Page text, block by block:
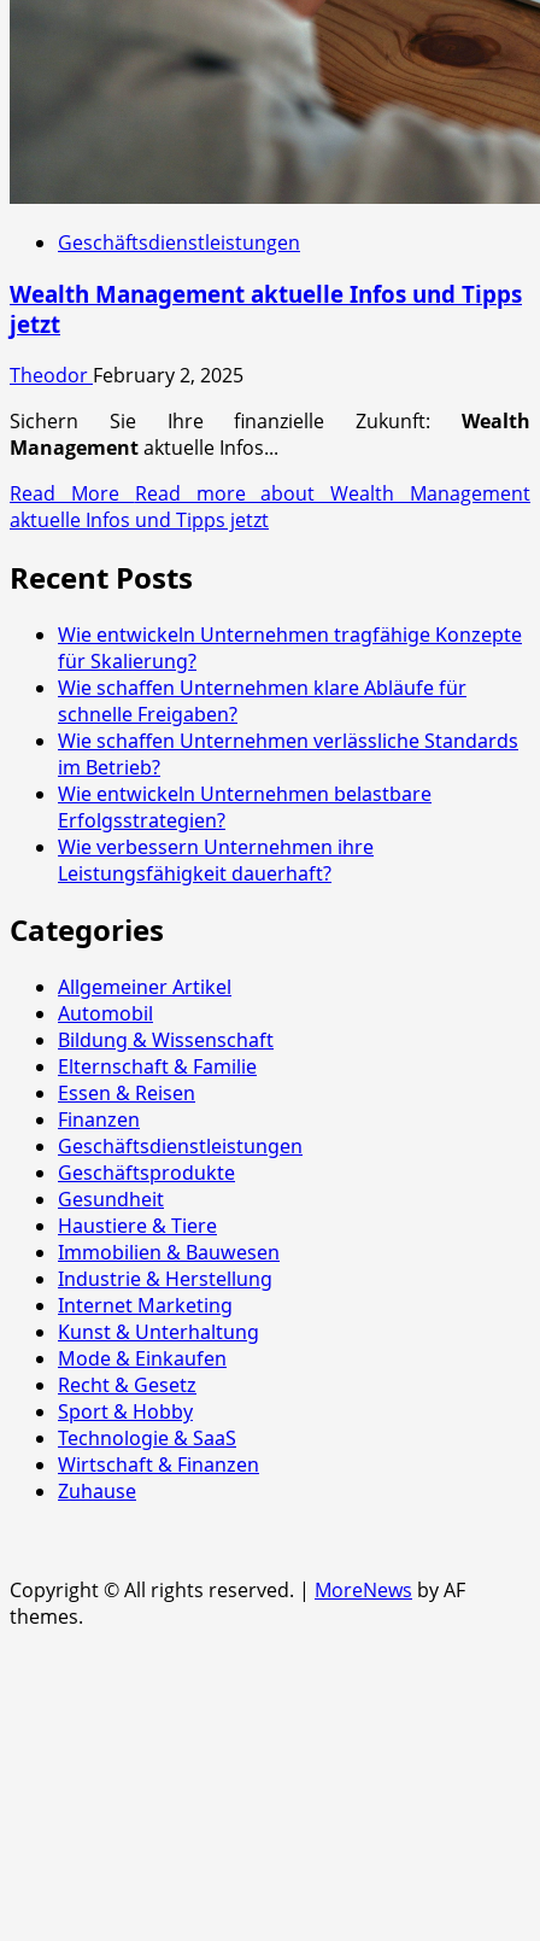
Geschäftsdienstleistungen
Wealth Management aktuelle Infos und Tipps
jetzt
Theodor February 2, 2025
Sichern Sie Ihre finanzielle Zukunft: Wealth
Managementaktuelle Infos...
Read More Read more about Wealth Management
aktuelle Infos und Tipps jetzt
Recent Posts
Wie entwickeln Unternehmen tragfähige Konzepte
für Skalierung?
Wie schaffen Unternehmen klare Abläufe für
schnelle Freigaben?
Wie schaffen Unternehmen verlässliche Standards
im Betrieb?
Wie entwickeln Unternehmen belastbare
Erfolgsstrategien?
Wie verbessern Unternehmen ihre
Leistungsfähigkeit dauerhaft?
Categories
Allgemeiner Artikel
Automobil
Bildung & Wissenschaft
Elternschaft & Familie
Essen & Reisen
Finanzen
Geschäftsdienstleistungen
Geschäftsprodukte
Gesundheit
Haustiere & Tiere
Immobilien & Bauwesen
Industrie & Herstellung
Internet Marketing
Kunst & Unterhaltung
Mode & Einkaufen
Recht & Gesetz
Sport & Hobby
Technologie & SaaS
Wirtschaft & Finanzen
Zuhause
Copyright © All rights reserved. | MoreNews by AF
themes.